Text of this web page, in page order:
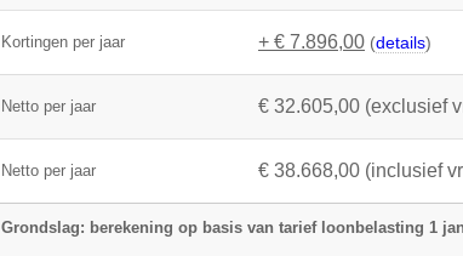
Kortingen per jaar + € 7.896,00 (details)
Netto per jaar € 32.605,00 (exclusief
Netto per jaar € 38.668,00 (inclusief
Grondslag: berekening op basis van tarief loonbelasting 1